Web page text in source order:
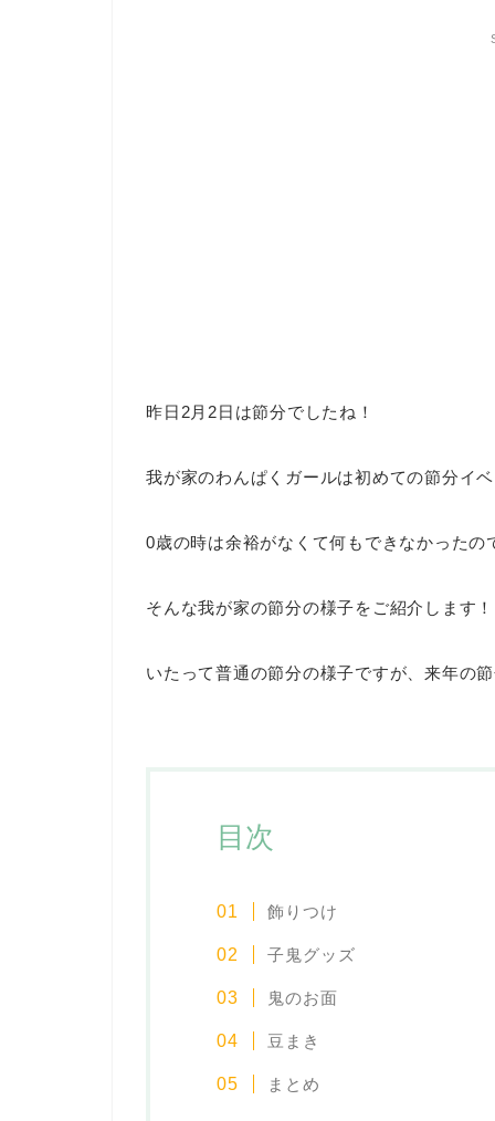
昨日2月2日は節分でしたね！
我が家のわんぱくガールは初めての節分イ
0歳の時は余裕がなくて何もできなかった
そんな我が家の節分の様子をご紹介します！
いたって普通の節分の様子ですが、来年の
目次
飾りつけ
子鬼グッズ
鬼のお面
豆まき
まとめ